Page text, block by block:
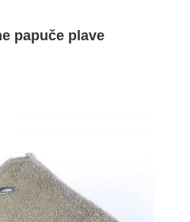
papuče plave